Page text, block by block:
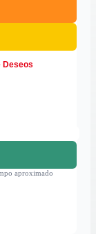
Deseos
aproximado